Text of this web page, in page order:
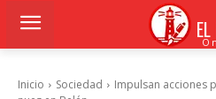
Inicio Sociedad
Impulsan acciones